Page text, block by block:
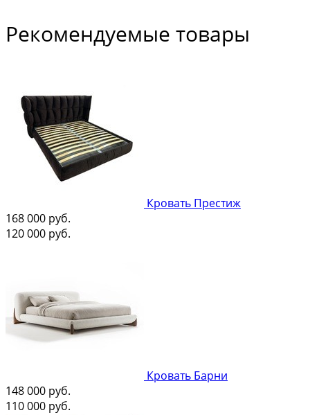
Рекомендуемые товары
Кровать Престиж
168 000 руб.
120 000 руб.
Кровать Барни
148 000 руб.
110 000 руб.